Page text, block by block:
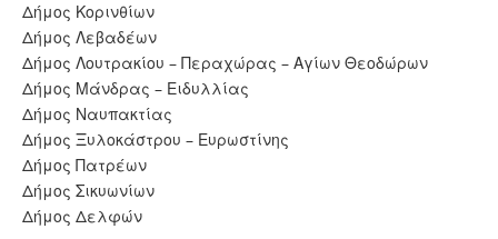
Δήμος Κορινθίων
Δήμος Λεβαδέων
Δήμος Λουτρακίου – Περαχώρας – Αγίων Θεοδώρων
Δήμος Μάνδρας – Ειδυλλίας
Δήμος Ναυπακτίας
Δήμος Ξυλοκάστρου – Ευρωστίνης
Δήμος Πατρέων
Δήμος Σικυωνίων
Δήμος Δελφών